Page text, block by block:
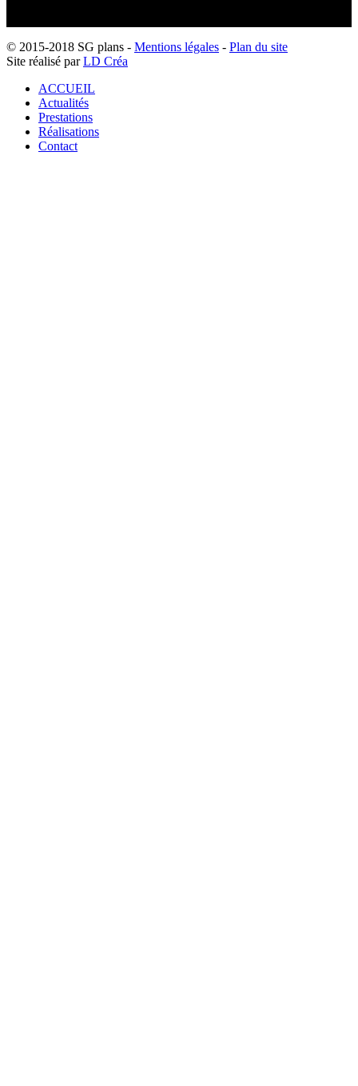
© 2015-2018 SG plans - Mentions légales - Plan du site
Site réalisé parLD Créa
ACCUEIL
Actualités
Prestations
Réalisations
Contact